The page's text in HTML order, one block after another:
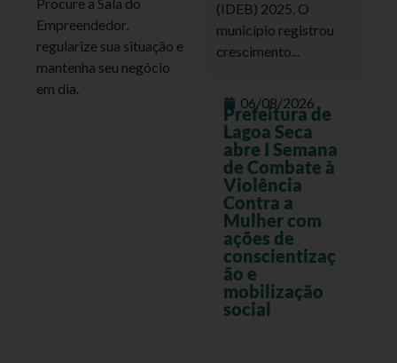
Empreendedor,
regularize sua situação e
mantenha seu negócio
em dia.
(IDEB) 2025. O
município registrou
crescimento...
06/08/2026
Prefeitura de
Lagoa Seca
abre I Semana
de Combate à
Violência
Contra a
Mulher com
ações de
conscientizaç
ão e
mobilização
social